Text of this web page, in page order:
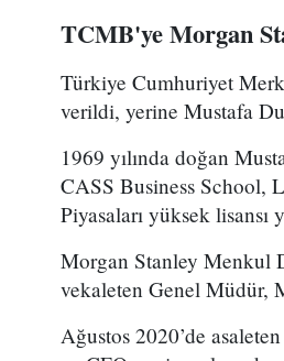
TCMB'ye Morgan
Türkiye Cumhuriyet
verildi, yerine Mustafa
1969 yılında doğan
CASS Business School,
Piyasaları yüksek lisansı
Morgan Stanley Menkul
vekaleten Genel Müdür,
Ağustos 2020’de